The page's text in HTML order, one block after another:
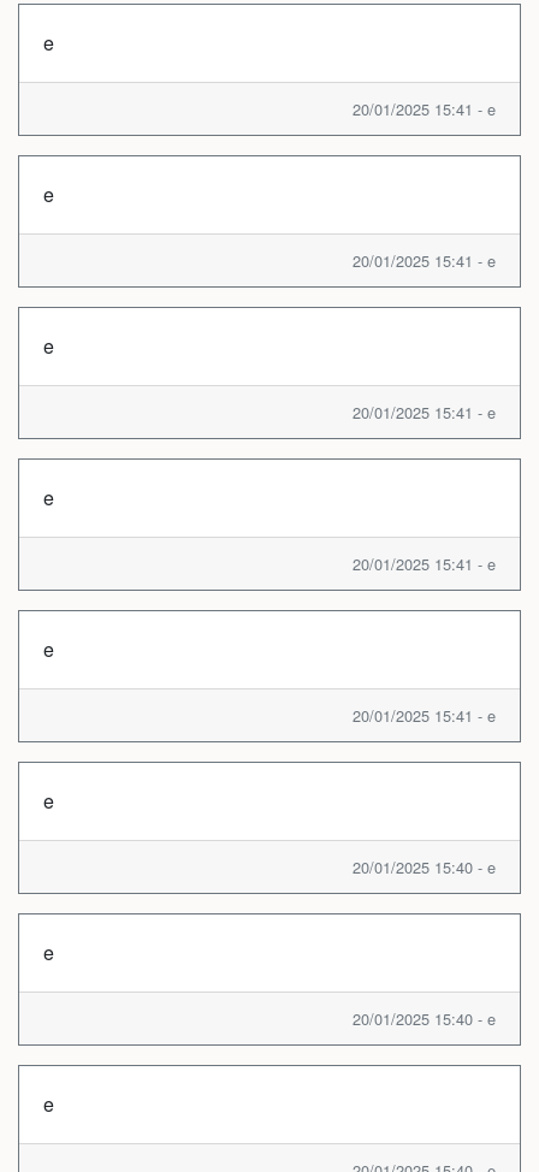
e
20/01/2025 15:41 - e
e
20/01/2025 15:41 - e
e
20/01/2025 15:41 - e
e
20/01/2025 15:41 - e
e
20/01/2025 15:41 - e
e
20/01/2025 15:40 - e
e
20/01/2025 15:40 - e
e